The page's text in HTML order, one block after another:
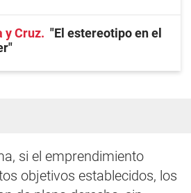
y Cruz
"El estereotipo en el
si el emprendimiento
objetivos establecidos, los